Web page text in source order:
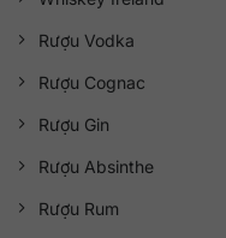
Rượu Vodka
Rượu Cognac
Rượu Gin
Rượu Absinthe
Rượu Rum